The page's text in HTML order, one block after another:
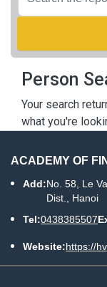
Person
Your search
what you're
ACADEMY OF
Add:No. 58, Le
Dist., Hanoi
Tel:0438385507
Website:https://